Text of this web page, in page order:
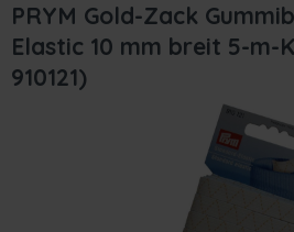
PRYM Gold-Zack
Elastic 10 mm breit 5-m-
910121)